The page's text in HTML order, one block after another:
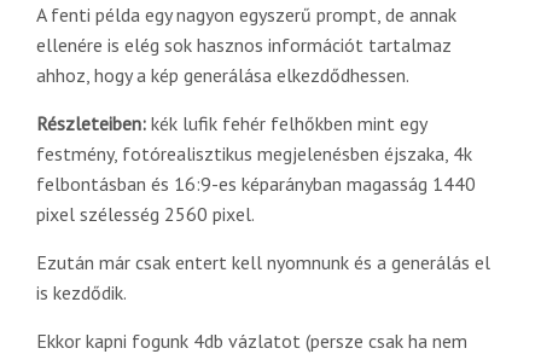
A fenti példa egy nagyon egyszerű prompt, de annak
ellenére is elég sok hasznos információt tartalmaz
ahhoz, hogy a kép generálása elkezdődhessen.
Részleteiben: kék lufik fehér felhőkben mint egy
festmény, fotórealisztikus megjelenésben éjszaka, 4k
felbontásban és 16:9-es képarányban magasság 1440
pixel szélesség 2560 pixel.
Ezután már csak entert kell nyomnunk és a generálás el
is kezdődik.
Ekkor kapni fogunk 4db vázlatot (persze csak ha nem